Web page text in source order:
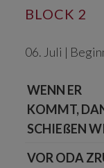
BLOCK 2
06. Juli |
WENN ER
KOMMT,
SCHIEßEN
VOR ODA